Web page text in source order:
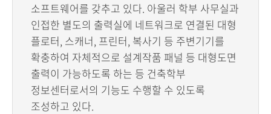
소프트웨어를 갖추고 있다. 아울러 학부 사무실과
인접한 별도의 출력실에 네트워크로 연결된 대형
플로터, 스캐너, 프린터, 복사기 등 주변기기를
확충하여 자체적으로 설계작품 패널 등 대형도면
출력이 가능하도록 하는 등 건축학부
정보센터로서의 기능도 수행할 수 있도록
조성하고 있다.